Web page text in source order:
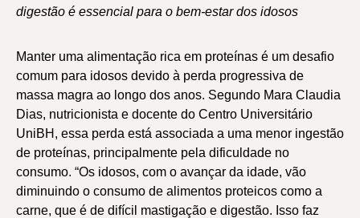
digestão é essencial para o bem-estar dos idosos
Manter uma alimentação rica em proteínas é um desafio
comum para idosos devido à perda progressiva de
massa magra ao longo dos anos. Segundo Mara Claudia
Dias, nutricionista e docente do Centro Universitário
UniBH, essa perda está associada a uma menor ingestão
de proteínas, principalmente pela dificuldade no
consumo. “Os idosos, com o avançar da idade, vão
diminuindo o consumo de alimentos proteicos como a
carne, que é de difícil mastigação e digestão. Isso faz